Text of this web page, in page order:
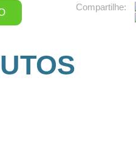
Compartilhe: